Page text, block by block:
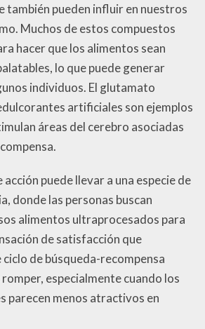
también pueden influir en nuestros
Muchos de estos compuestos
hacer que los alimentos sean
lo que puede generar
individuos. El glutamato
artificiales son ejemplos
áreas del cerebro asociadas
acción puede llevar a una especie de
donde las personas buscan
alimentos ultraprocesados para
de satisfacción que
de búsqueda-recompensa
especialmente cuando los
parecen menos atractivos en